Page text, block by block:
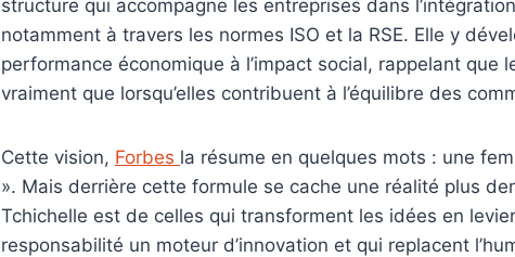
structure qui accompagne les entreprises dans
notamment à travers les normes ISO et la RSE. Elle y
performance économique à l’impact social, rappelant que
vraiment que lorsqu’elles contribuent à l’équilibre des
Cette vision, Forbes la résume en quelques mots : une
». Mais derrière cette formule se cache une réalité plus
Tchichelle est de celles qui transforment les idées en
responsabilité un moteur d’innovation et qui replacent